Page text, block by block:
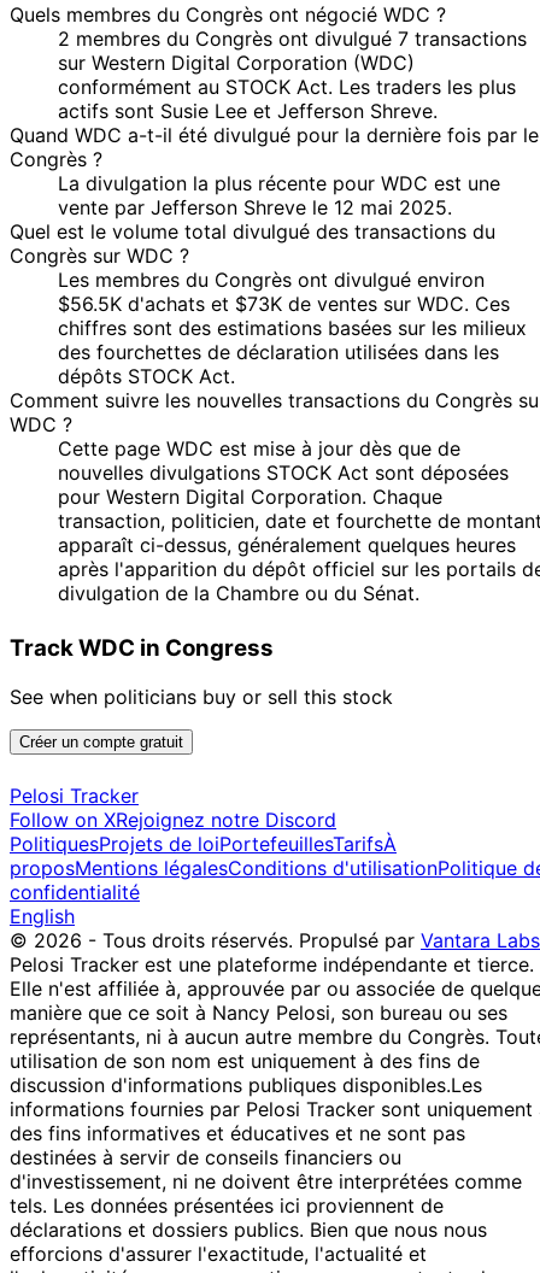
Quels membres du Congrès ont négocié WDC ?
2 membres du Congrès ont divulgué 7 transactions
sur Western Digital Corporation (WDC)
conformément au STOCK Act. Les traders les plus
actifs sont Susie Lee et Jefferson Shreve.
Quand WDC a-t-il été divulgué pour la dernière fois par le
Congrès ?
La divulgation la plus récente pour WDC est une
vente par Jefferson Shreve le 12 mai 2025.
Quel est le volume total divulgué des transactions du
Congrès sur WDC ?
Les membres du Congrès ont divulgué environ
$56.5K d'achats et $73K de ventes sur WDC. Ces
chiffres sont des estimations basées sur les milieux
des fourchettes de déclaration utilisées dans les
dépôts STOCK Act.
Comment suivre les nouvelles transactions du Congrès
WDC ?
Cette page WDC est mise à jour dès que de
nouvelles divulgations STOCK Act sont déposées
pour Western Digital Corporation. Chaque
transaction, politicien, date et fourchette de
apparaît ci-dessus, généralement quelques heures
après l'apparition du dépôt officiel sur les portails
divulgation de la Chambre ou du Sénat.
Track WDC in Congress
See when politicians buy or sell this stock
Créer un compte gratuit
Pelosi Tracker
Follow on XRejoignez notre Discord
PolitiquesProjets de loiPortefeuillesTarifsÀ
proposMentions légalesConditions d'utilisationPolitique
confidentialité
English
© 2026 - Tous droits réservés. Propulsé par Vantara Labs
Pelosi Tracker est une plateforme indépendante et tierce.
Elle n'est affiliée à, approuvée par ou associée de
manière que ce soit à Nancy Pelosi, son bureau ou ses
représentants, ni à aucun autre membre du Congrès.
utilisation de son nom est uniquement à des fins de
discussion d'informations publiques disponibles.Les
informations fournies par Pelosi Tracker sont uniquement
des fins informatives et éducatives et ne sont pas
destinées à servir de conseils financiers ou
d'investissement, ni ne doivent être interprétées comme
tels. Les données présentées ici proviennent de
déclarations et dossiers publics. Bien que nous nous
efforcions d'assurer l'exactitude, l'actualité et